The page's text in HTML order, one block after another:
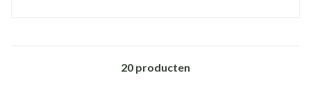
20 producten